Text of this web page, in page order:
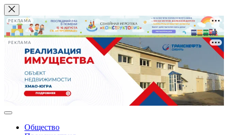
РЕКЛАМА
РЕКЛАМА
Общество